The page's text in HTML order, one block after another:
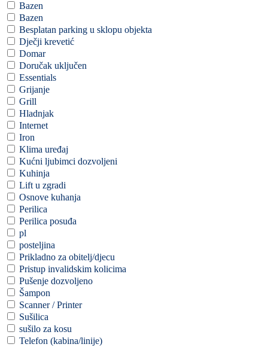
Bazen
Bazen
Besplatan parking u sklopu objekta
Dječji krevetić
Domar
Doručak uključen
Essentials
Grijanje
Grill
Hladnjak
Internet
Iron
Klima uređaj
Kućni ljubimci dozvoljeni
Kuhinja
Lift u zgradi
Osnove kuhanja
Perilica
Perilica posuđa
pl
posteljina
Prikladno za obitelj/djecu
Pristup invalidskim kolicima
Pušenje dozvoljeno
Šampon
Scanner / Printer
Sušilica
sušilo za kosu
Telefon (kabina/linije)